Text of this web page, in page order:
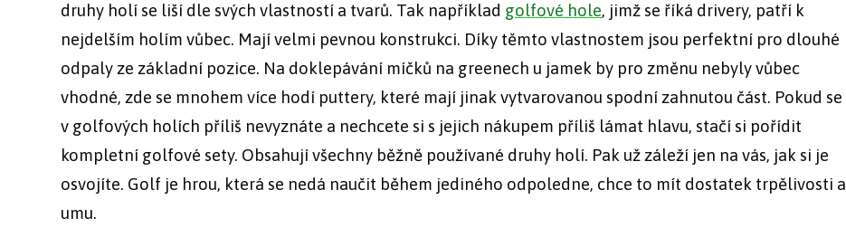
druhy holí se liší dle svých vlastností a tvarů. Tak například golfové hole, jimž se říká drivery, patří k
nejdelším holím vůbec. Mají velmi pevnou konstrukci. Díky těmto vlastnostem jsou perfektní pro dlouhé
odpaly ze základní pozice. Na doklepávání míčků na greenech u jamek by pro změnu nebyly vůbec
vhodné, zde se mnohem více hodí puttery, které mají jinak vytvarovanou spodní zahnutou část. Pokud se
v golfových holích příliš nevyznáte a nechcete si s jejich nákupem příliš lámat hlavu, stačí si pořídit
kompletní golfové sety. Obsahují všechny běžně používané druhy holí. Pak už záleží jen na vás, jak si je
osvojíte. Golf je hrou, která se nedá naučit během jediného odpoledne, chce to mít dostatek trpělivosti a
umu.